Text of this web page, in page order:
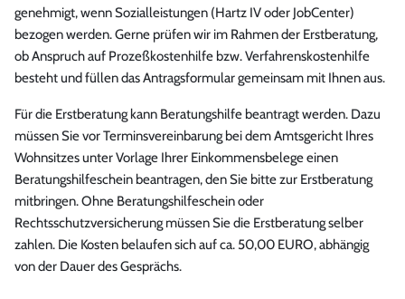
genehmigt, wenn Sozialleistungen (Hartz IV oder JobCenter)
bezogen werden. Gerne prüfen wir im Rahmen der Erstberatung,
ob Anspruch auf Prozeßkostenhilfe bzw. Verfahrenskostenhilfe
besteht und füllen das Antragsformular gemeinsam mit Ihnen aus.
Für die Erstberatung kann Beratungshilfe beantragt werden. Dazu
müssen Sie vor Terminsvereinbarung bei dem Amtsgericht Ihres
Wohnsitzes unter Vorlage Ihrer Einkommensbelege einen
Beratungshilfeschein beantragen, den Sie bitte zur Erstberatung
mitbringen. Ohne Beratungshilfeschein oder
Rechtsschutzversicherung müssen Sie die Erstberatung selber
zahlen. Die Kosten belaufen sich auf ca. 50,00 EURO, abhängig
von der Dauer des Gesprächs.